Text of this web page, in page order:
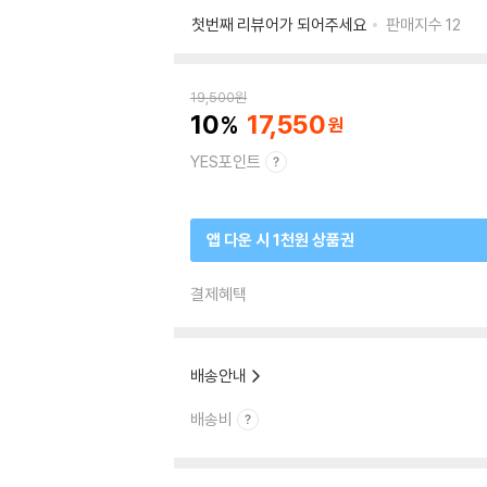
첫번째 리뷰어가 되어주세요
판매지수 12
19,500원
10 17,550
YES포인트
앱 다운 시 1천원 상품권
결제혜택
배송안내
배송비